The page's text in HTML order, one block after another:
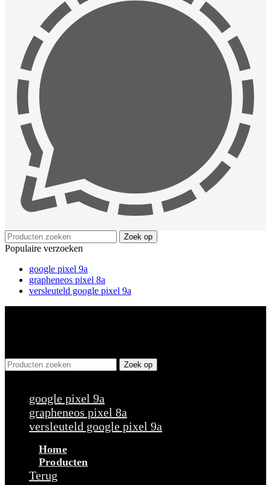
Zoek op
Populaire verzoeken
google pixel 9a
grapheneos pixel 8a
versleuteld google pixel 9a
Zoek op
google pixel 9a
grapheneos pixel 8a
versleuteld google pixel 9a
Home
Producten
Terug